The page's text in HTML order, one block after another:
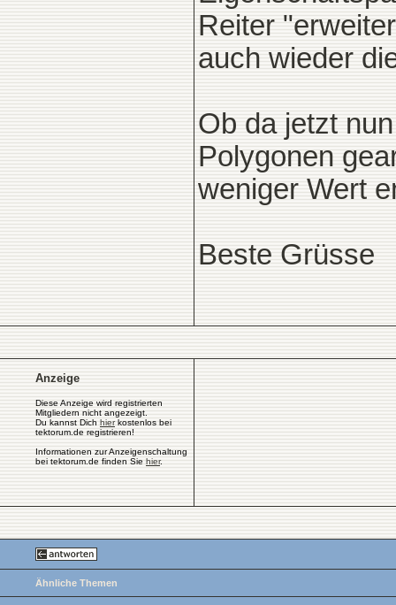
Reiter
auch wieder
Ob da jetzt
Polygonen
weniger Wert
Beste Grüsse
Anzeige
Diese Anzeige wird registrierten
Mitgliedern nicht angezeigt.
Du kannst Dich hierkostenlos bei
tektorum.de registrieren!
Informationen zur Anzeigenschaltung
bei tektorum.de finden Sie hier.
Ähnliche Themen